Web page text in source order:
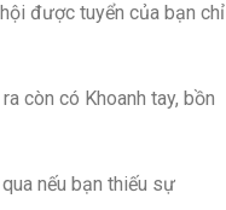
được tuyển của bạn chỉ
còn có Khoanh tay, bồn
nếu bạn thiếu sự